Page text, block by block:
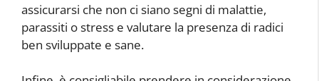
assicurarsi che non ci siano segni di malattie,
parassiti o stress e valutare la presenza di radici
ben sviluppate e sane.